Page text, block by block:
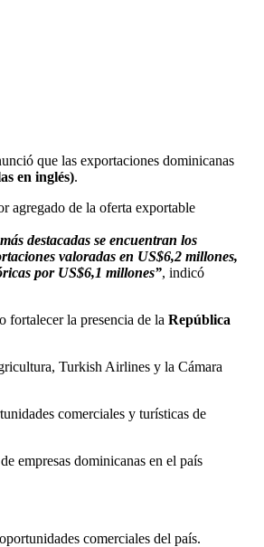
que las exportaciones dominicanas
en inglés).
agregado de la oferta exportable
destacadas se encuentran los
valoradas en US$6,2 millones,
por US$6,1 millones”, indicó
fortalecer la presencia de la República
Turkish Airlines y la Cámara
comerciales y turísticas de
empresas dominicanas en el país
comerciales del país.